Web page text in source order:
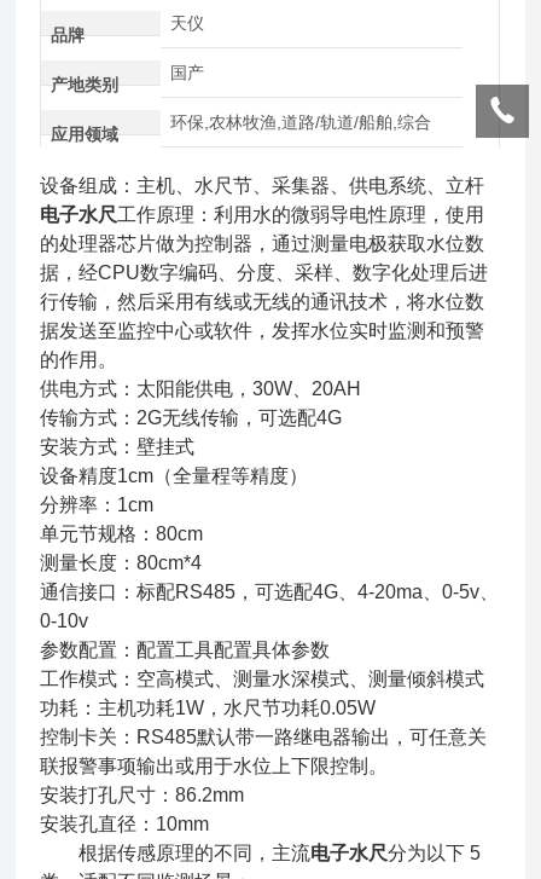
品牌
天仪
产地类别
国产
应用领域
环保,农林牧渔,道路/轨道/船舶,综合
设备组成：主机、水尺节、采集器、供电系统、立杆
电子水尺工作原理：利用水的微弱导电性原理，使用
的处理器芯片做为控制器，通过测量电极获取水位数
据，经CPU数字编码、分度、采样、数字化处理后进
行传输，然后采用有线或无线的通讯技术，将水位数
据发送至监控中心或软件，发挥水位实时监测和预警
的作用。
供电方式：太阳能供电，30W、20AH
传输方式：2G无线传输，可选配4G
安装方式：壁挂式
设备精度1cm（全量程等精度）
分辨率：1cm
单元节规格：80cm
测量长度：80cm*4
通信接口：标配RS485，可选配4G、4-20ma、0-5v、
0-10v
参数配置：配置工具配置具体参数
工作模式：空高模式、测量水深模式、测量倾斜模式
功耗：主机功耗1W，水尺节功耗0.05W
控制卡关：RS485默认带一路继电器输出，可任意关
联报警事项输出或用于水位上下限控制。
安装打孔尺寸：86.2mm
安装孔直径：10mm
根据传感原理的不同，主流电子水尺分为以下 5